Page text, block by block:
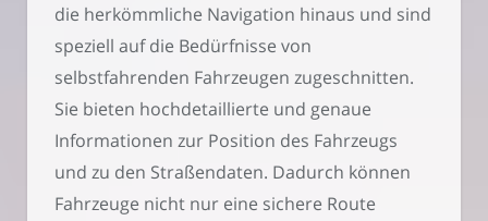
die herkömmliche Navigation hinaus und sind
speziell auf die Bedürfnisse von
selbstfahrenden Fahrzeugen zugeschnitten.
Sie bieten hochdetaillierte und genaue
Informationen zur Position des Fahrzeugs
und zu den Straßendaten. Dadurch können
Fahrzeuge nicht nur eine sichere Route